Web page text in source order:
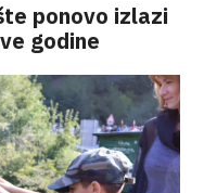
ponovo izlazi
godine